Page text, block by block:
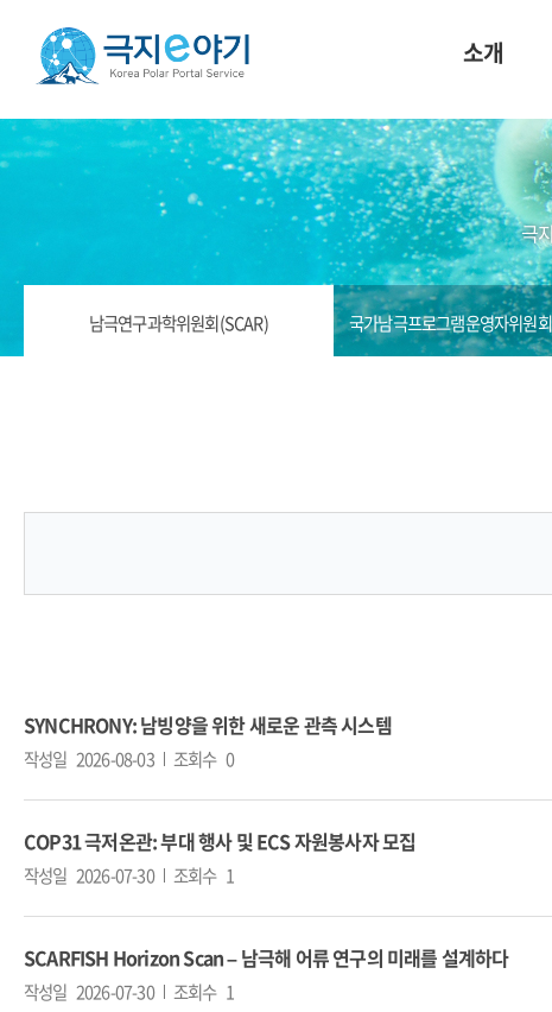
소개
극
남극연구과학위원회(SCAR) 국가남극프로그램운영자위원
SYNCHRONY: 남빙양을 위한 새로운 관측 시스템
작성일 2026-08-03 조회수 0
COP31 극저온관: 부대 행사 및 ECS 자원봉사자 모집
작성일 2026-07-30 조회수 1
SCARFISH Horizon Scan – 남극해 어류 연구의 미래를 설계하다
작성일 2026-07-30 조회수 1